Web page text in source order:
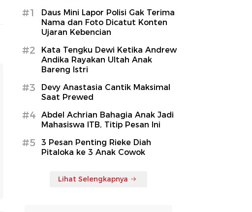
#1
Daus Mini Lapor Polisi Gak Terima
Nama dan Foto Dicatut Konten
Ujaran Kebencian
#2
Kata Tengku Dewi Ketika Andrew
Andika Rayakan Ultah Anak
Bareng Istri
#3
Devy Anastasia Cantik Maksimal
Saat Prewed
#4
Abdel Achrian Bahagia Anak Jadi
Mahasiswa ITB, Titip Pesan Ini
#5
3 Pesan Penting Rieke Diah
Pitaloka ke 3 Anak Cowok
Lihat Selengkapnya